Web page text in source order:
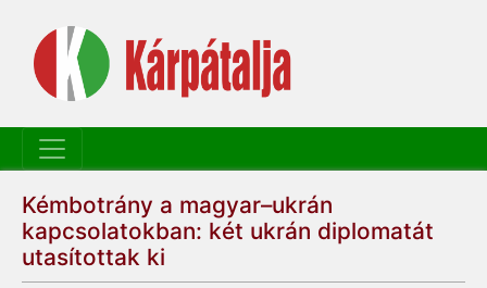
Kémbotrány a magyar–ukrán
kapcsolatokban: két ukrán diplomatát
utasítottak ki